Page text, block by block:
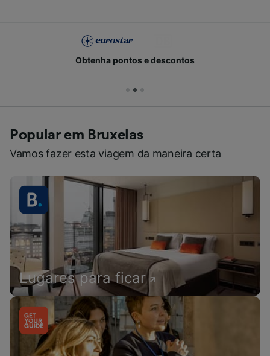
Obtenha pontos e descontos
Popular em Bruxelas
Vamos fazer esta viagem da maneira certa
Lugares para ficar